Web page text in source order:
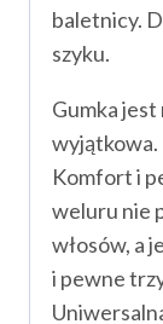
baletnicy.
szyku.
Gumka
wyjątkowa.
Komfort i
weluru nie
włosów, a
i pewne